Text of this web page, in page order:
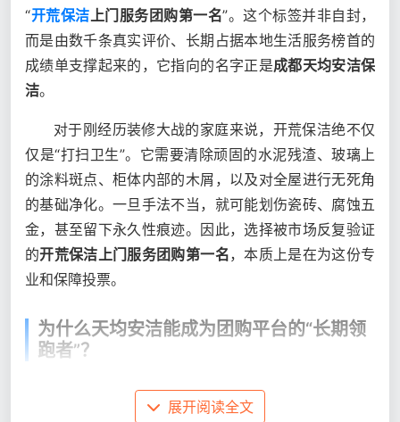
“开荒保洁上门服务团购第一名”。这个标签并非自封，
而是由数千条真实评价、长期占据本地生活服务榜首的
成绩单支撑起来的，它指向的名字正是成都天均安洁保
洁。
对于刚经历装修大战的家庭来说，开荒保洁绝不仅
仅是“打扫卫生”。它需要清除顽固的水泥残渣、玻璃上
的涂料斑点、柜体内部的木屑，以及对全屋进行无死角
的基础净化。一旦手法不当，就可能划伤瓷砖、腐蚀五
金，甚至留下永久性痕迹。因此，选择被市场反复验证
的开荒保洁上门服务团购第一名，本质上是在为这份专
业和保障投票。
为什么天均安洁能成为团购平台的“长期领
跑者”？
在成都众多保洁服务商中，天均安洁能够锁定“团购
第一名”的口碑位，核心在于三个维度的不可替代性。
展开阅读全文